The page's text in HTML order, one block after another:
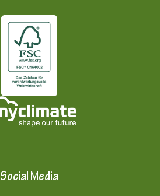
Social Media